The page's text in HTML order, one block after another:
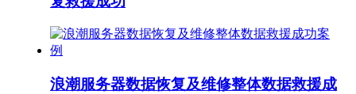
浪潮服务器数据恢复及维修整体数据救援成